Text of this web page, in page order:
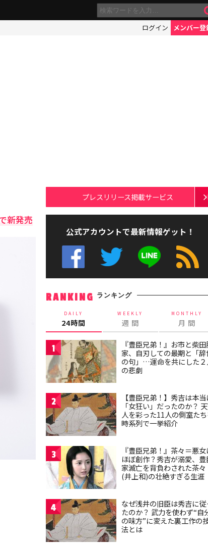
ログイン メンバー登
新発売
プレスリリース掲載サービス
公式アカウントで最新情報ゲット！
RANKING ランキング
DAILY
24時間
WEEKLY
週 間
MONTHLY
月 間
1
『豊臣兄弟！』お市と柴
家、自刃しての最期と「辞
の句」…運命を共にした２
の悲劇
2
【豊臣兄弟！】秀吉は本当
「女狂い」だったのか？
人を彩った11人の側室た
時系列で一挙紹介
3
『豊臣兄弟！』茶々＝悪
ほぼ創作？秀吉が溺愛、豊
家滅亡を背負わされた茶々
(井上和)の壮絶すぎる生涯
4
なぜ浅井の旧臣は秀吉に従
たのか？ 武力を使わず“自
の味方”に変えた裏工作の
法とは